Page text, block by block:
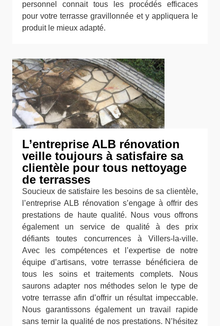
personnel connait tous les procédés efficaces
pour votre terrasse gravillonnée et y appliquera le
produit le mieux adapté.
L’entreprise ALB rénovation
veille toujours à satisfaire sa
clientèle pour tous nettoyage
de terrasses
Soucieux de satisfaire les besoins de sa clientèle,
l’entreprise ALB rénovation s’engage à offrir des
prestations de haute qualité. Nous vous offrons
également un service de qualité à des prix
défiants toutes concurrences à Villers-la-ville.
Avec les compétences et l’expertise de notre
équipe d’artisans, votre terrasse bénéficiera de
tous les soins et traitements complets. Nous
saurons adapter nos méthodes selon le type de
votre terrasse afin d’offrir un résultat impeccable.
Nous garantissons également un travail rapide
sans ternir la qualité de nos prestations. N’hésitez